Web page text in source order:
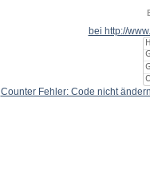
bei http://
Counter Fehler: Code nicht